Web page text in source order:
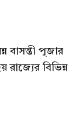
বাসন্তী পূজার
বিভিন্ন